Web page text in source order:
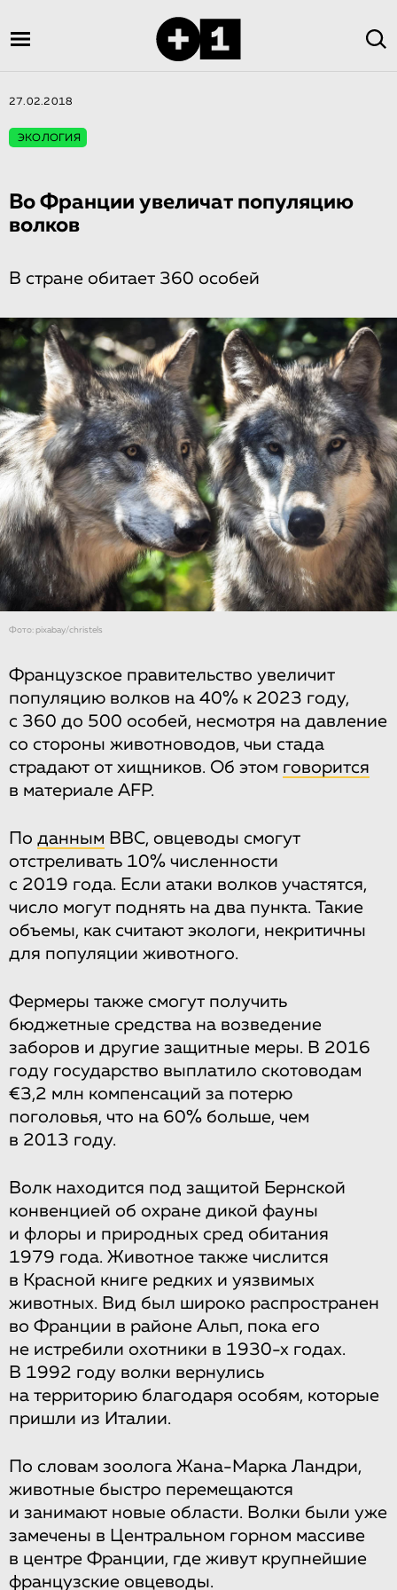
27.02.2018
ЭКОЛОГИЯ
Во Франции увеличат популяцию
волков
В стране обитает 360 особей
Фото: pixabay/christels
Французское правительство увеличит
популяцию волков на 40% к 2023 году,
с 360 до 500 особей, несмотря на давление
со стороны животноводов, чьи стада
страдают от хищников. Об этом говорится
в материале AFP.
По данным BBC, овцеводы смогут
отстреливать 10% численности
с 2019 года. Если атаки волков участятся,
число могут поднять на два пункта. Такие
объемы, как считают экологи, некритичны
для популяции животного.
Фермеры также смогут получить
бюджетные средства на возведение
заборов и другие защитные меры. В 2016
году государство выплатило скотоводам
€3,2 млн компенсаций за потерю
поголовья, что на 60% больше, чем
в 2013 году.
Волк находится под защитой Бернской
конвенцией об охране дикой фауны
и флоры и природных сред обитания
1979 года. Животное также числится
в Красной книге редких и уязвимых
животных. Вид был широко распространен
во Франции в районе Альп, пока его
не истребили охотники в 1930-х годах.
В 1992 году волки вернулись
на территорию благодаря особям, которые
пришли из Италии.
По словам зоолога Жана-Марка Ландри,
животные быстро перемещаются
и занимают новые области. Волки были уже
замечены в Центральном горном массиве
в центре Франции, где живут крупнейшие
французские овцеводы.